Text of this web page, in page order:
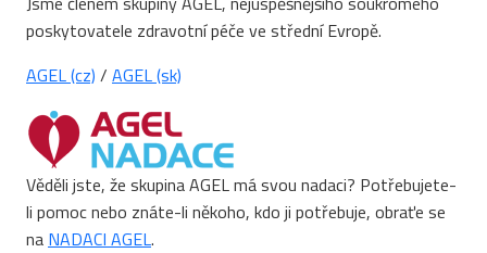
poskytovatele zdravotní péče ve střední Evropě.
AGEL (cz) / AGEL (sk)
Věděli jste, že skupina AGEL má svou nadaci? Potřebujete-
li pomoc nebo znáte-li někoho, kdo ji potřebuje, obraťe se
na NADACI AGEL.